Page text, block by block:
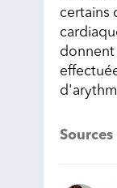
certains
donnent
Sources